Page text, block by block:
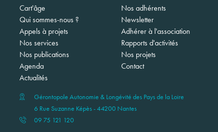
Navigation
principale
Cart'âge
Qui sommes-nous ?
Appels à projets
Nos services
Nos publications
Agenda
Actualités
Nos adhérents
Newsletter
Adhérer à l'association
Rapports d'activités
Nos projets
Contact
Gérontopole Autonomie & Longévité des Pays de la Loire
6 Rue Suzanne Képès - 44200 Nantes
09 75 121 120